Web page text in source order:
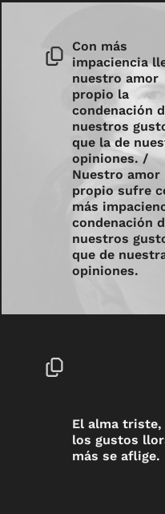
Con más
impaciencia
nuestro amor
propio la
condenación
nuestros
que la de
opiniones. /
Nuestro amor
propio sufre
más
condenación
nuestros
que de
opiniones.
El alma triste,
los gustos
más se aflige.